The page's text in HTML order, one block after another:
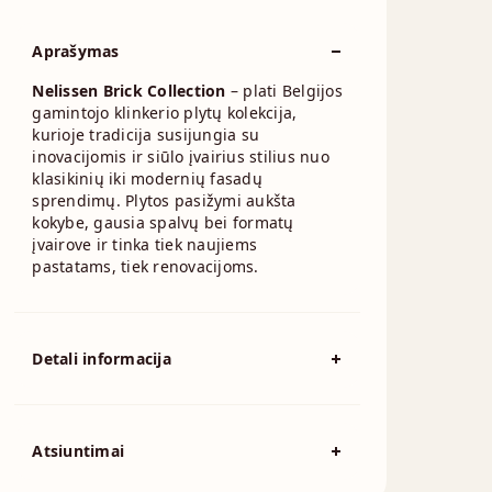
Aprašymas
Nelissen Brick Collection – plati Belgijos
gamintojo klinkerio plytų kolekcija,
kurioje tradicija susijungia su
inovacijomis ir siūlo įvairius stilius nuo
klasikinių iki modernių fasadų
sprendimų. Plytos pasižymi aukšta
kokybe, gausia spalvų bei formatų
įvairove ir tinka tiek naujiems
pastatams, tiek renovacijoms.
Detali informacija
Atsiuntimai